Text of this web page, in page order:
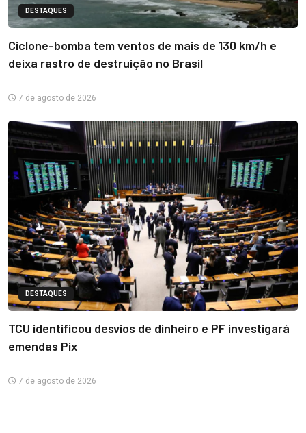
DESTAQUES
Ciclone-bomba tem ventos de mais de 130 km/h e
deixa rastro de destruição no Brasil
7 de agosto de 2026
DESTAQUES
TCU identificou desvios de dinheiro e PF investigará
emendas Pix
7 de agosto de 2026